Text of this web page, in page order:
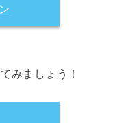
みましょう！